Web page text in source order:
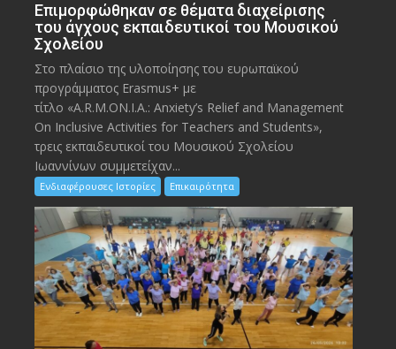
Eπιμορφώθηκαν σε θέματα διαχείρισης
του άγχους εκπαιδευτικοί του Μουσικού
Σχολείου
Στο πλαίσιο της υλοποίησης του ευρωπαϊκού
προγράμματος Erasmus+ με
τίτλο «A.R.M.ON.I.A.: Anxiety’s Relief and Management
On Inclusive Activities for Teachers and Students»,
τρεις εκπαιδευτικοί του Μουσικού Σχολείου
Ιωαννίνων συμμετείχαν...
Ενδιαφέρουσες Ιστορίες Επικαιρότητα